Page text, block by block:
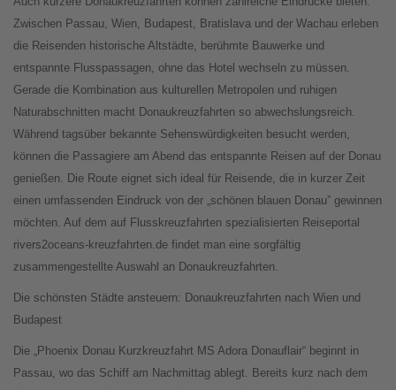
Zwischen Passau, Wien, Budapest, Bratislava und der Wachau erleben
die Reisenden historische Altstädte, berühmte Bauwerke und
entspannte Flusspassagen, ohne das Hotel wechseln zu müssen.
Gerade die Kombination aus kulturellen Metropolen und ruhigen
Naturabschnitten macht Donaukreuzfahrten so abwechslungsreich.
Während tagsüber bekannte Sehenswürdigkeiten besucht werden,
können die Passagiere am Abend das entspannte Reisen auf der Donau
genießen. Die Route eignet sich ideal für Reisende, die in kurzer Zeit
einen umfassenden Eindruck von der „schönen blauen Donau” gewinnen
möchten. Auf dem auf Flusskreuzfahrten spezialisierten Reiseportal
rivers2oceans-kreuzfahrten.de findet man eine sorgfältig
zusammengestellte Auswahl an Donaukreuzfahrten.
Die schönsten Städte ansteuern: Donaukreuzfahrten nach Wien und
Budapest
Die „Phoenix Donau Kurzkreuzfahrt MS Adora Donauflair“ beginnt in
Passau, wo das Schiff am Nachmittag ablegt. Bereits kurz nach dem